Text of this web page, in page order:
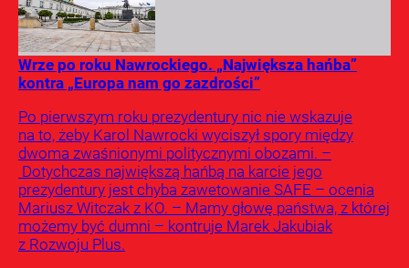
Wrze po roku Nawrockiego. „Największa hańba”
kontra „Europa nam go zazdrości”
Po pierwszym roku prezydentury nic nie wskazuje
na to, żeby Karol Nawrocki wyciszył spory między
dwoma zwaśnionymi politycznymi obozami. –
Dotychczas największą hańbą na karcie jego
prezydentury jest chyba zawetowanie SAFE – ocenia
Mariusz Witczak z KO. – Mamy głowę państwa, z której
możemy być dumni – kontruje Marek Jakubiak
z Rozwoju Plus.